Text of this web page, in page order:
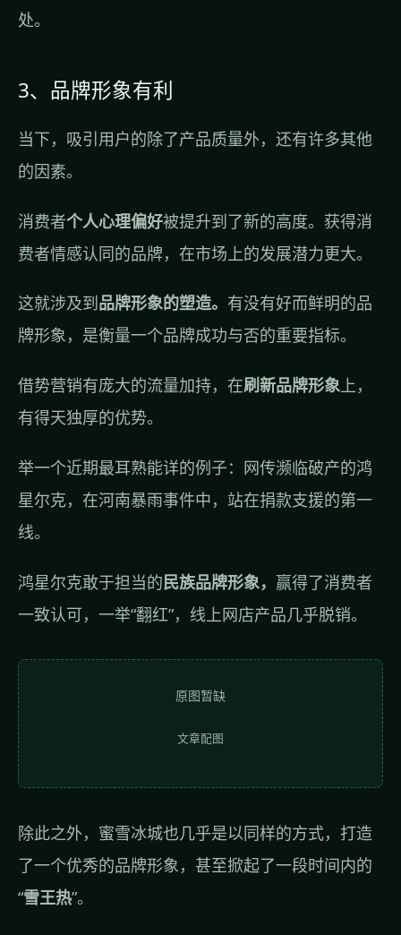
处。
3、品牌形象有利
当下，吸引用户的除了产品质量外，还有许多其他
的因素。
消费者个人心理偏好被提升到了新的高度。获得消
费者情感认同的品牌，在市场上的发展潜力更大。
这就涉及到 品牌形象的塑造。 有没有好而鲜明的品
牌形象，是衡量一个品牌成功与否的重要指标。
借势营销有庞大的流量加持，在刷新品牌形象上，
有得天独厚的优势。
举一个近期最耳熟能详的例子：网传濒临破产的鸿
星尔克，在河南暴雨事件中，站在捐款支援的第一
线。
鸿星尔克敢于担当的民族品牌形象， 赢得了消费者
一致认可，一举“翻红”，线上网店产品几乎脱销。
原图暂缺
文章配图
除此之外，蜜雪冰城也几乎是以同样的方式，打造
了一个优秀的品牌形象，甚至掀起了一段时间内的
“雪王热”。